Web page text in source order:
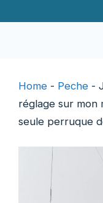
Home - Peche -
réglage sur mon
seule perruque